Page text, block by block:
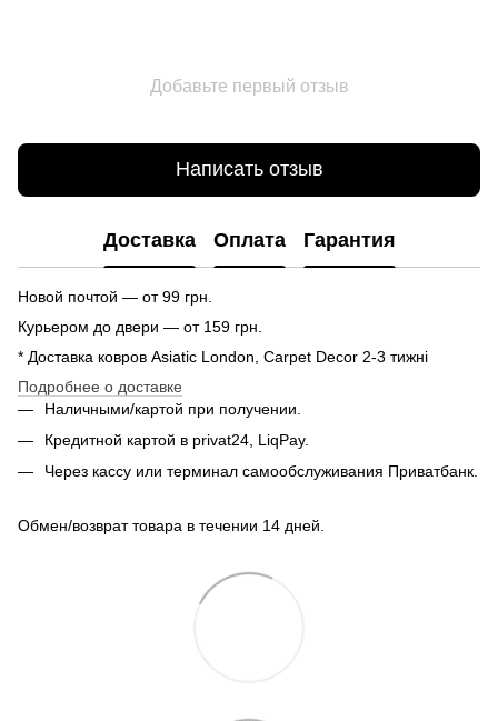
Добавьте первый отзыв
Написать отзыв
Доставка Оплата Гарантия
Новой почтой — от 99 грн.
Курьером до двери — от 159 грн.
* Доставка ковров Asiatic London, Carpet Decor 2-3 тижні
Подробнее о доставке
Наличными/картой при получении.
Кредитной картой в privat24, LiqPay.
Через кассу или терминал самообслуживания Приватбанк.
Обмен/возврат товара в течении 14 дней.